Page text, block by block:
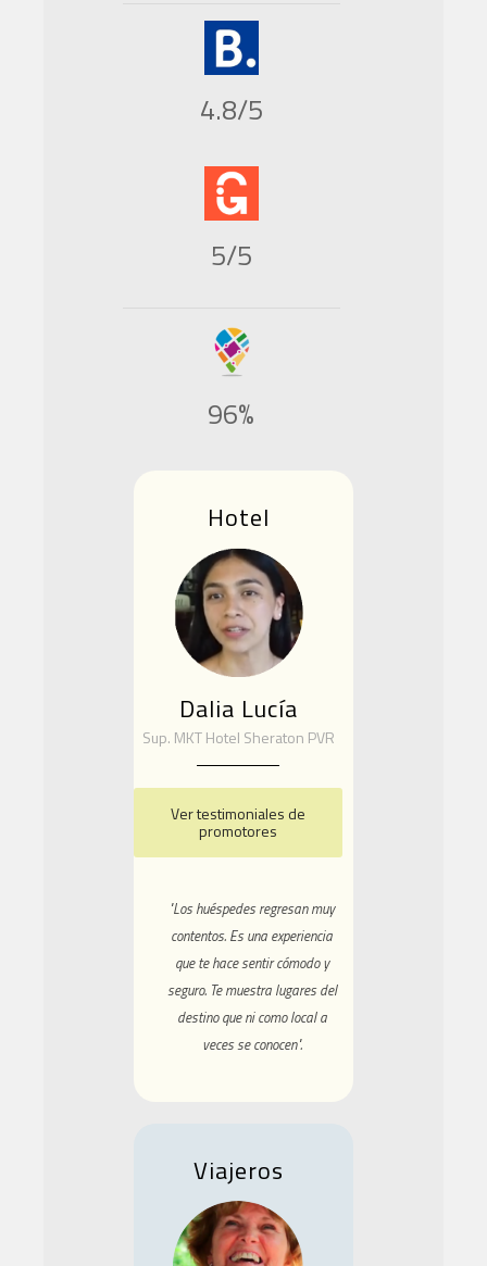
4.8/5
5/5
96%
Hotel
Dalia Lucía
Sup. MKT Hotel Sheraton PVR
Ver testimoniales de
promotores
"Los huéspedes regresan muy
contentos. Es una experiencia
que te hace sentir cómodo y
seguro. Te muestra lugares del
destino que ni como local a
veces se conocen".
Viajeros